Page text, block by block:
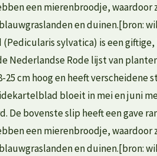
een mierenbroodje,
en duinen.[bron:
sylvatica) is een
Nederlandse Rode lijst van
cm hoog en heeft
bloeit in mei en juni
bovenste slip heeft een gave
een mierenbroodje,
en duinen.[bron: